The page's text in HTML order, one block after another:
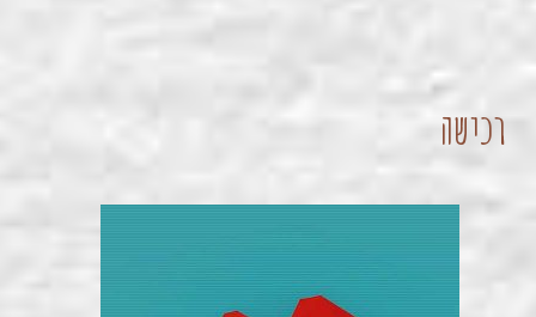
רכישה